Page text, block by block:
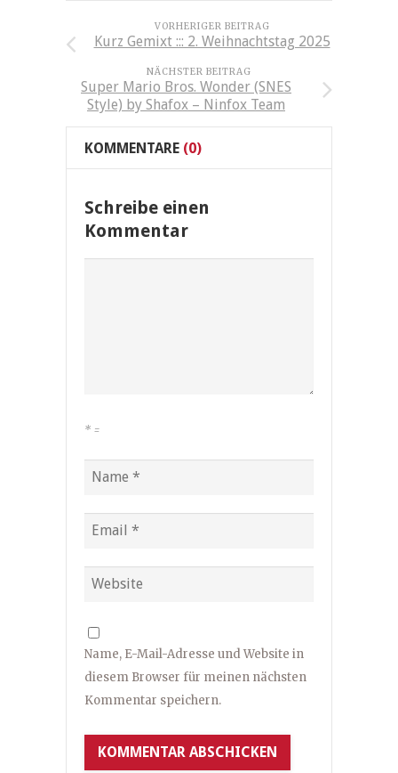
VORHERIGER BEITRAG
Kurz Gemixt ::: 2. Weihnachtstag 2025
NÄCHSTER BEITRAG
Super Mario Bros. Wonder (SNES
Style) by Shafox – Ninfox Team
KOMMENTARE (0)
Schreibe einen
Kommentar
* =
Name, E-Mail-Adresse und Website in
diesem Browser für meinen nächsten
Kommentar speichern.